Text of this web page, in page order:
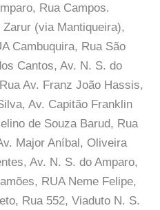
Rua Campos.
(via Mantiqueira),
Cambuquira, Rua São
Cantos, Av. N. S. do
Av. Franz João Hassis,
Av. Capitão Franklin
de Souza Barud, Rua
Major Aníbal, Oliveira
Av. N. S. do Amparo,
RUA Neme Felipe,
Rua 552, Viaduto N. S.